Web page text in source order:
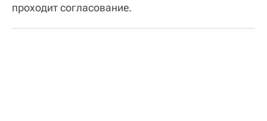
проходит согласование.